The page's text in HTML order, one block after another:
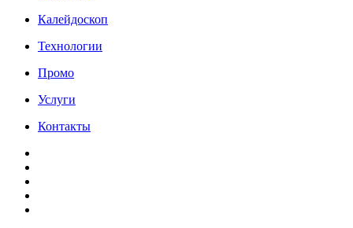
Калейдоскоп
Технологии
Промо
Услуги
Контакты